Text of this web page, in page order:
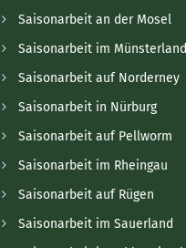
Saisonarbeit an der Mosel
Saisonarbeit im Münsterland
Saisonarbeit auf Norderney
Saisonarbeit in Nürburg
Saisonarbeit auf Pellworm
Saisonarbeit im Rheingau
Saisonarbeit auf Rügen
Saisonarbeit im Sauerland